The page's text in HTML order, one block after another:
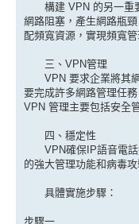
構建 VPN 的另一重要
網路阻塞，產生網路瓶
配頻寬資源，實現頻寬
三、VPN管理
VPN 要求企業將其網
要完成許多網路管理任
VPN 管理主要包括安全
四、穩定性
VPN確保IP語音電話
的強大管理功能和病毒
具體實施步驟：
步驟一